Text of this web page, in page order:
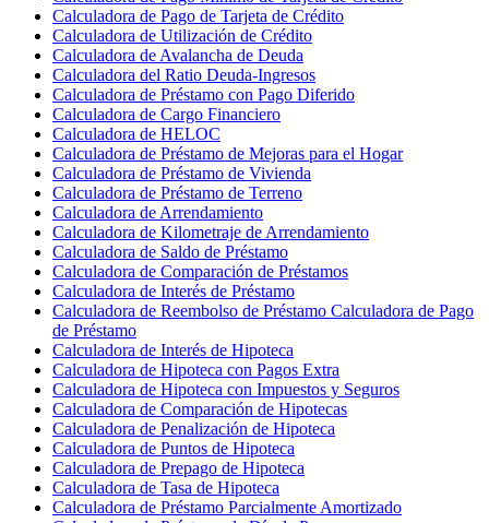
Calculadora de Pago de Tarjeta de Crédito
Calculadora de Utilización de Crédito
Calculadora de Avalancha de Deuda
Calculadora del Ratio Deuda-Ingresos
Calculadora de Préstamo con Pago Diferido
Calculadora de Cargo Financiero
Calculadora de HELOC
Calculadora de Préstamo de Mejoras para el Hogar
Calculadora de Préstamo de Vivienda
Calculadora de Préstamo de Terreno
Calculadora de Arrendamiento
Calculadora de Kilometraje de Arrendamiento
Calculadora de Saldo de Préstamo
Calculadora de Comparación de Préstamos
Calculadora de Interés de Préstamo
Calculadora de Reembolso de Préstamo Calculadora de Pago
de Préstamo
Calculadora de Interés de Hipoteca
Calculadora de Hipoteca con Pagos Extra
Calculadora de Hipoteca con Impuestos y Seguros
Calculadora de Comparación de Hipotecas
Calculadora de Penalización de Hipoteca
Calculadora de Puntos de Hipoteca
Calculadora de Prepago de Hipoteca
Calculadora de Tasa de Hipoteca
Calculadora de Préstamo Parcialmente Amortizado